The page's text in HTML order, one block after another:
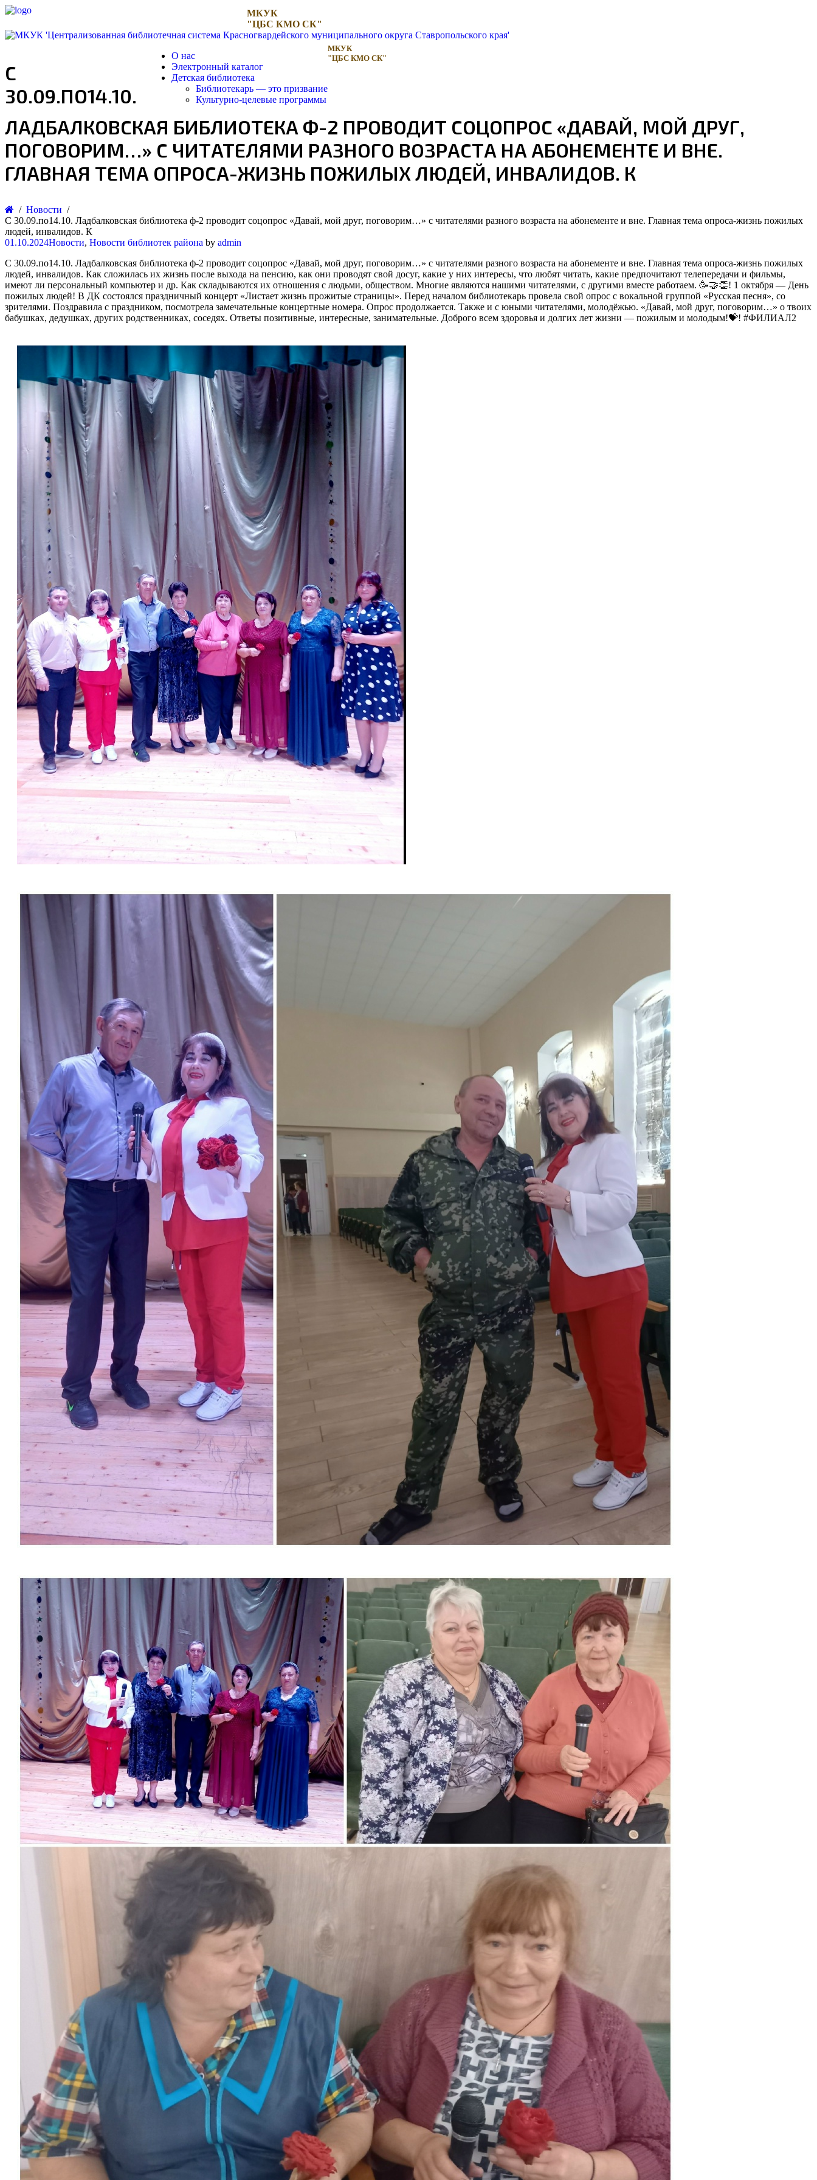
МКУК
"ЦБС КМО СК"
МКУК
"ЦБС КМО СК"
О нас
Электронный каталог
Детская библиотека
Библиотекарь — это призвание
Культурно-целевые программы
С
30.09.ПО14.10.
ЛАДБАЛКОВСКАЯ БИБЛИОТЕКА Ф-2 ПРОВОДИТ СОЦОПРОС «ДАВАЙ, МОЙ ДРУГ,
ПОГОВОРИМ…» С ЧИТАТЕЛЯМИ РАЗНОГО ВОЗРАСТА НА АБОНЕМЕНТЕ И ВНЕ.
ГЛАВНАЯ ТЕМА ОПРОСА-ЖИЗНЬ ПОЖИЛЫХ ЛЮДЕЙ, ИНВАЛИДОВ. К
Новости
С 30.09.по14.10. Ладбалковская библиотека ф-2 проводит соцопрос «Давай, мой друг, поговорим…» с читателями разного возраста на абонементе и вне. Главная тема опроса-жизнь пожилых
людей, инвалидов. К
01.10.2024Новости, Новости библиотек района by admin
С 30.09.по14.10. Ладбалковская библиотека ф-2 проводит соцопрос «Давай, мой друг, поговорим…» с читателями разного возраста на абонементе и вне. Главная тема опроса-жизнь пожилых
людей, инвалидов. Как сложилась их жизнь после выхода на пенсию, как они проводят свой досуг, какие у них интересы, что любят читать, какие предпочитают телепередачи и фильмы,
имеют ли персональный компьютер и др. Как складываются их отношения с людьми, обществом. Многие являются нашими читателями, с другими вместе работаем. 🥳🤝👏! 1 октября — День
пожилых людей! В ДК состоялся праздничный концерт «Листает жизнь прожитые страницы». Перед началом библиотекарь провела свой опрос с вокальной группой «Русская песня», со
зрителями. Поздравила с праздником, посмотрела замечательные концертные номера. Опрос продолжается. Также и с юными читателями, молодёжью. «Давай, мой друг, поговорим…» о твоих
бабушках, дедушках, других родственниках, соседях. Ответы позитивные, интересные, занимательные. Доброго всем здоровья и долгих лет жизни — пожилым и молодым!💝! #ФИЛИАЛ2